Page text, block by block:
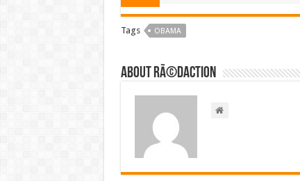
Tags OBAMA
About RÃ©daction